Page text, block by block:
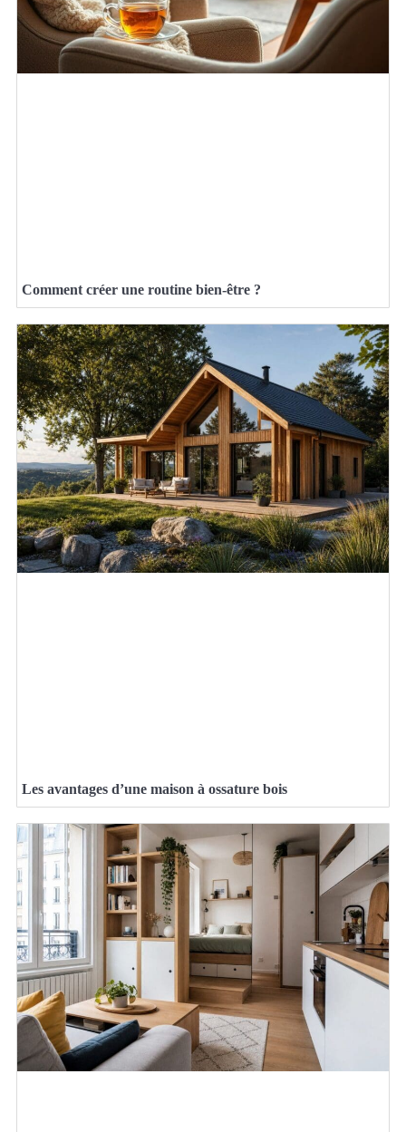
Comment créer une routine bien-être ?
Les avantages d’une maison à ossature bois